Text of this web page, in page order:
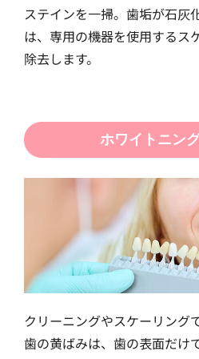
ステインを一掃。歯垢が石灰
は、専用の機器を使用するス
除去します。
ホワイトニン
クリーニングやスケーリング
歯の黄ばみは、歯の表面だけ